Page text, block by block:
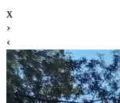
x
›
‹